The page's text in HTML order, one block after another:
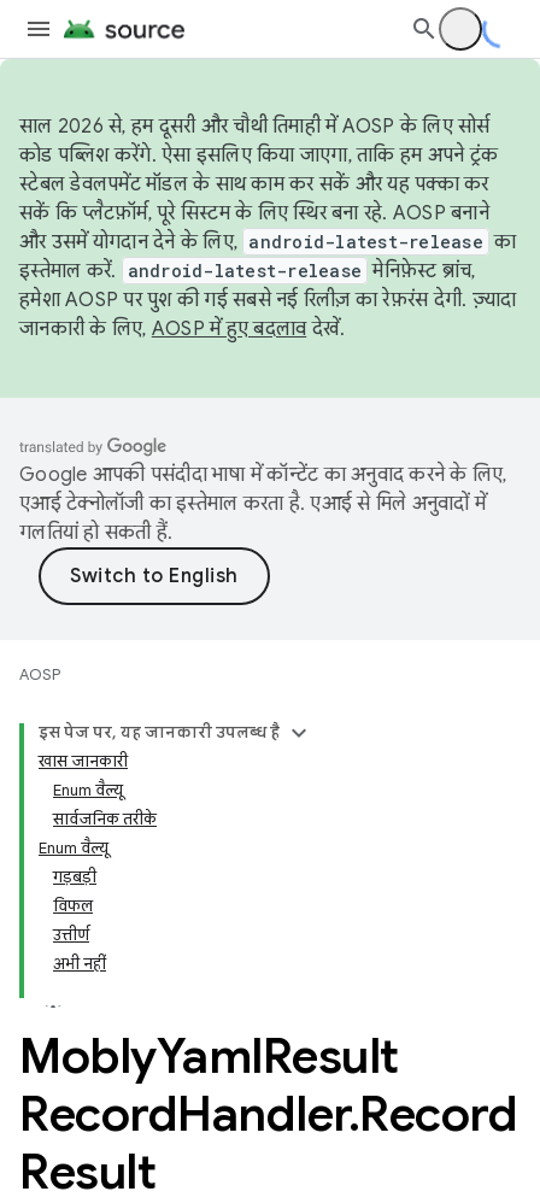
साल 2026 से, हम दूसरी और चौथी तिमाही में AOSP के लिए सोर्स
कोड पब्लिश करेंगे. ऐसा इसलिए किया जाएगा, ताकि हम अपने ट्रंक
स्टेबल डेवलपमेंट मॉडल के साथ काम कर सकें और यह पक्का कर
सकें कि प्लैटफ़ॉर्म, पूरे सिस्टम के लिए स्थिर बना रहे. AOSP बनाने
और उसमें योगदान देने के लिए, android-latest-release का
इस्तेमाल करें.
android-latest-release मेनिफ़ेस्ट ब्रांच,
हमेशा AOSP पर पुश की गई सबसे नई रिलीज़ का रेफ़रंस देगी. ज़्यादा
जानकारी के लिए, AOSP में हुए बदलावदेखें.
Google आपकी पसंदीदा भाषा में कॉन्टेंट का अनुवाद करने के लिए,
एआई टेक्नोलॉजी का इस्तेमाल करता है. एआई से मिले अनुवादों में
गलतियां हो सकती हैं.
AOSP
इस पेज पर, यह जानकारी उपलब्ध है
खास जानकारी
Enum वैल्यू
सार्वजनिक तरीके
Enum वैल्यू
गड़बड़ी
वि‍फल
उत्तीर्ण
अभी नहीं
MoblyYamlResult
RecordHandler.Record
Result